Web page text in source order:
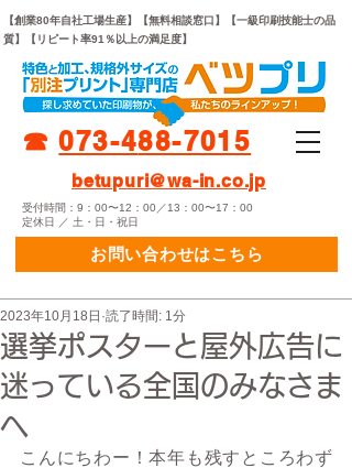
受付時間：9：00〜12：00／13：00〜17：00
定休日 ／ 土・日・祝日
☎︎073-488-7015
【創業80年自社工場生産】【無料相談窓口】【一級印刷技能士の品
質】【リピート率91％以上の満足度】
betupuri@wa-in.co.jp
お問い合わせはこちら
選挙ポスターと屋外広告に
迷っている全国のみなさま
へ
2023年10月18日 読了時間: 1分
こんにちわー！本年も残すところわず